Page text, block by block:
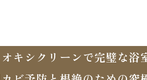
オキシクリーンで完璧な浴